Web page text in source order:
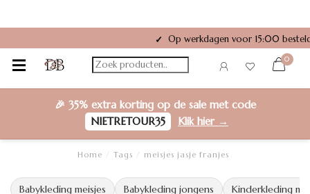
✓ Op werkdagen voor 15:00
0
🎉 35% extra kortingop de sale met code
NIETRETOUR35
Klik hier →
Home Tags meisjes jasje franjes
Babykleding meisjes Babykleding jongens Kinderkleding